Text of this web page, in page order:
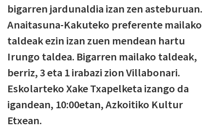
bigarren jardunaldia izan zen asteburuan.
Anaitasuna-Kakuteko preferente mailako
taldeak ezin izan zuen mendean hartu
Irungo taldea. Bigarren mailako taldeak,
berriz, 3 eta 1 irabazi zion Villabonari.
Eskolarteko Xake Txapelketa izango da
igandean, 10:00etan, Azkoitiko Kultur
Etxean.